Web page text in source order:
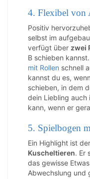
4. Flexibel von
Positiv
selbst im
verfügt über zwei
B schieben
mit Rollen schnell
kannst du es,
schieben, in dem
dein Liebling auch
kann, wenn er
5. Spielbogen
Ein Highlight ist der
Kuscheltieren. Er
das gewisse
Abwechslung und